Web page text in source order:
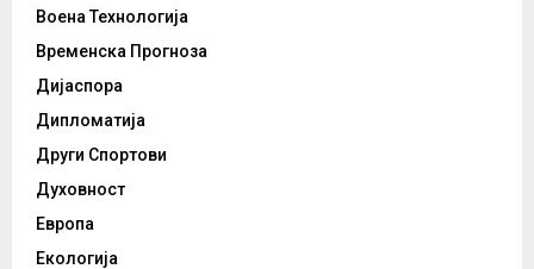
Воена Технологија
Временска Прогноза
Дијаспора
Дипломатија
Други Спортови
Духовност
Европа
Екологија